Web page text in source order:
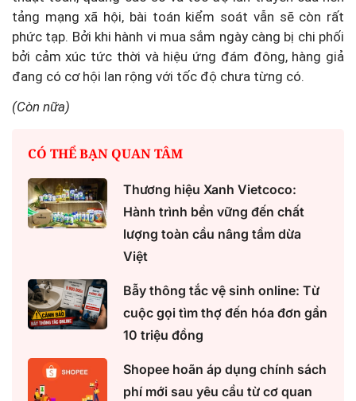
tảng mạng xã hội, bài toán kiểm soát vẫn sẽ còn rất
phức tạp. Bởi khi hành vi mua sắm ngày càng bị chi phối
bởi cảm xúc tức thời và hiệu ứng đám đông, hàng giả
đang có cơ hội lan rộng với tốc độ chưa từng có.
(Còn nữa)
CÓ THỂ BẠN QUAN TÂM
Thương hiệu Xanh Vietcoco:
Hành trình bền vững đến chất
lượng toàn cầu nâng tầm dừa
Việt
Bẫy thông tắc vệ sinh online: Từ
cuộc gọi tìm thợ đến hóa đơn gần
10 triệu đồng
Shopee hoãn áp dụng chính sách
phí mới sau yêu cầu từ cơ quan